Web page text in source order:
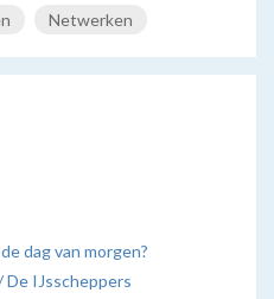
Netwerken
dag van morgen?
IJsscheppers